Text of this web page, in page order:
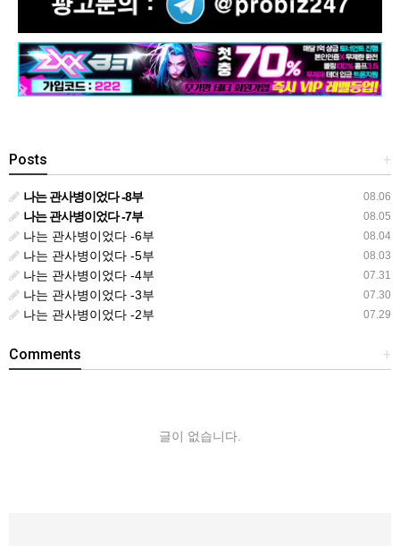
+
Posts
08.06
나는 관사병이었다 -8부
08.05
나는 관사병이었다 -7부
08.04
나는 관사병이었다 -6부
08.03
나는 관사병이었다 -5부
07.31
나는 관사병이었다 -4부
07.30
나는 관사병이었다 -3부
07.29
나는 관사병이었다 -2부
+
Comments
글이 없습니다.